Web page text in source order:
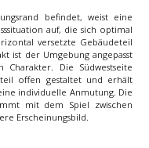
befindet, weist eine
auf, die sich optimal
versetzte Gebäudeteil
ist der Umgebung angepasst
Die Südwestseite
offen gestaltet und erhält
individuelle Anmutung. Die
mit dem Spiel zwischen
Erscheinungsbild.